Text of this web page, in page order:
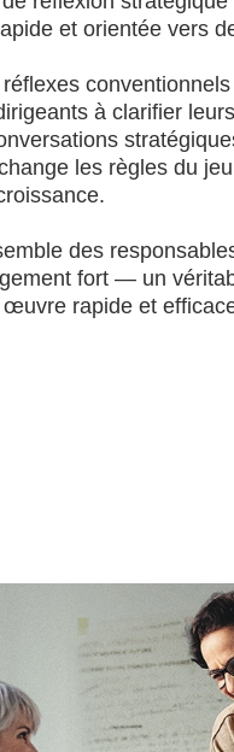
et orientée vers
à clarifier
les règles du
des
fort — un
rapide et